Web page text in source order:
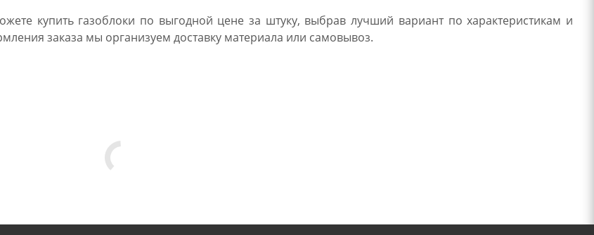
купить газоблоки по выгодной цене за штуку, выбрав лучший вариант по характеристикам и
заказа мы организуем доставку материала или самовывоз.